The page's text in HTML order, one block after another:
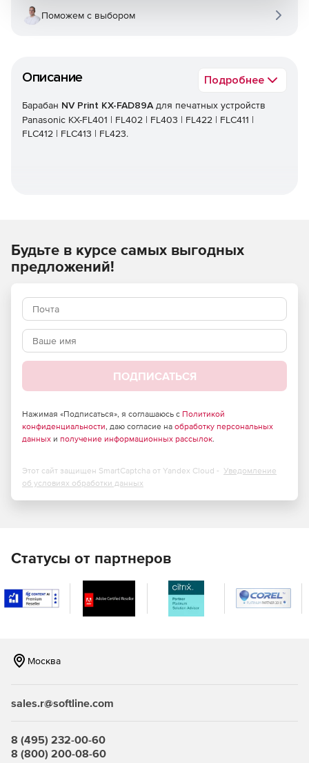
Описание Подробнее
Барабан NV Print KX-FAD89A для печатных устройств
Panasonic KX-FL401 | FL402 | FL403 | FL422 | FLC411 |
FLC412 | FLC413 | FL423.
Поможем с выбором
Будьте в курсе самых выгодных
предложений!
ПОДПИСАТЬСЯ
Нажимая «Подписаться», я соглашаюсь с Политикой
конфиденциальности, даю согласие на обработку персональных
данных и получение информационных рассылок.
Этот сайт защищен SmartCaptcha от Yandex Cloud - Уведомление
об условиях обработки данных
Статусы от партнеров
Москва
sales.r@softline.com
8 (495) 232-00-60
8 (800) 200-08-60